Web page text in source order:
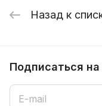
Назад к
Подписаться